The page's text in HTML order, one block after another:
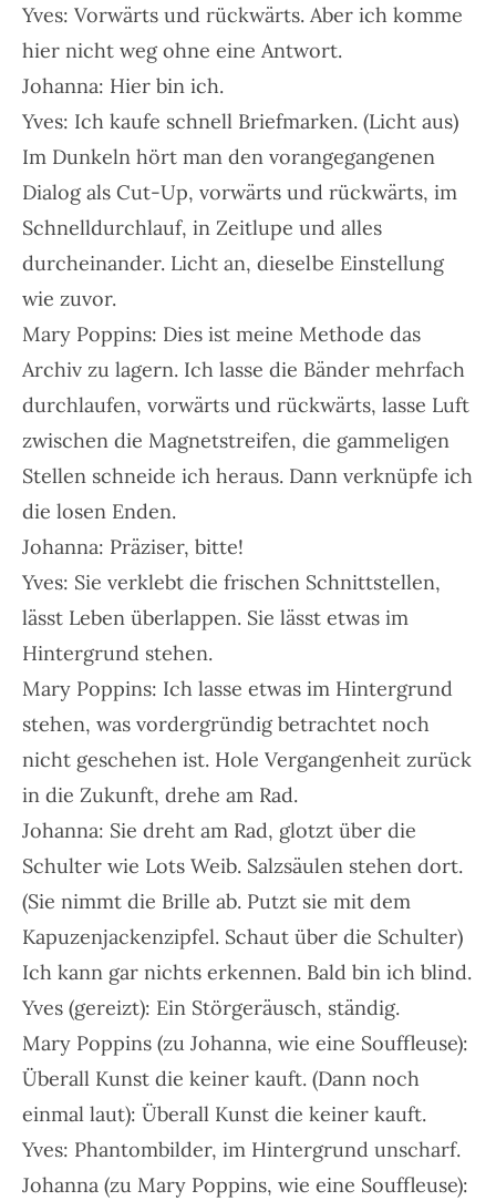
Yves: Vorwärts und rückwärts. Aber ich komme
hier nicht weg ohne eine Antwort.
Johanna: Hier bin ich.
Yves: Ich kaufe schnell Briefmarken. (Licht aus)
Im Dunkeln hört man den vorangegangenen
Dialog als Cut-Up, vorwärts und rückwärts, im
Schnelldurchlauf, in Zeitlupe und alles
durcheinander. Licht an, dieselbe Einstellung
wie zuvor.
Mary Poppins: Dies ist meine Methode das
Archiv zu lagern. Ich lasse die Bänder mehrfach
durchlaufen, vorwärts und rückwärts, lasse Luft
zwischen die Magnetstreifen, die gammeligen
Stellen schneide ich heraus. Dann verknüpfe ich
die losen Enden.
Johanna: Präziser, bitte!
Yves: Sie verklebt die frischen Schnittstellen,
lässt Leben überlappen. Sie lässt etwas im
Hintergrund stehen.
Mary Poppins: Ich lasse etwas im Hintergrund
stehen, was vordergründig betrachtet noch
nicht geschehen ist. Hole Vergangenheit zurück
in die Zukunft, drehe am Rad.
Johanna: Sie dreht am Rad, glotzt über die
Schulter wie Lots Weib. Salzsäulen stehen dort.
(Sie nimmt die Brille ab. Putzt sie mit dem
Kapuzenjackenzipfel. Schaut über die Schulter)
Ich kann gar nichts erkennen. Bald bin ich blind.
Yves (gereizt): Ein Störgeräusch, ständig.
Mary Poppins (zu Johanna, wie eine Souffleuse):
Überall Kunst die keiner kauft. (Dann noch
einmal laut): Überall Kunst die keiner kauft.
Yves: Phantombilder, im Hintergrund unscharf.
Johanna (zu Mary Poppins, wie eine Souffleuse):